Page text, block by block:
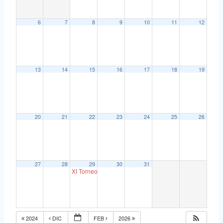
6 7 8 9 10 11 12
13 14 15 16 17 18 19
20 21 22 23 24 25 26
27 28 29
XI Torneo Café Pub JJ
30 31
2024 DIC FEB 2026